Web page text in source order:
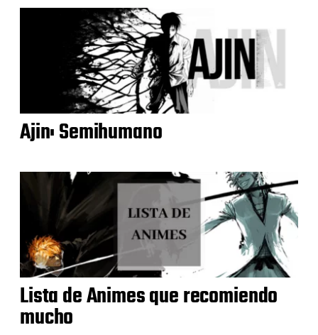
Ajin: Semihumano
Lista de Animes que recomiendo
mucho